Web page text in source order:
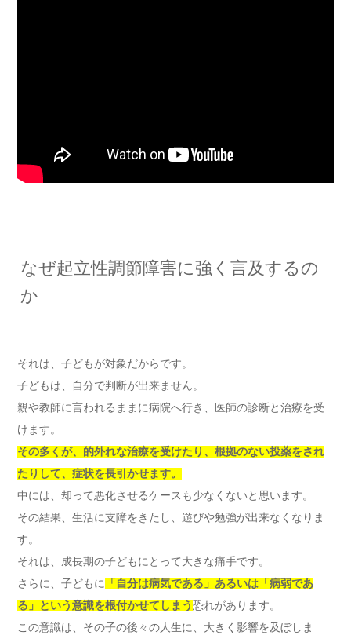
なぜ起立性調節障害に強く言及するの
か
それは、子どもが対象だからです。
子どもは、自分で判断が出来ません。
親や教師に言われるままに病院へ行き、医師の診断と治療を受
けます。
その多くが、的外れな治療を受けたり、根拠のない投薬をされ
たりして、症状を長引かせます。
中には、却って悪化させるケースも少なくないと思います。
その結果、生活に支障をきたし、遊びや勉強が出来なくなりま
す。
それは、成長期の子どもにとって大きな痛手です。
さらに、子どもに 「自分は病気である」あるいは「病弱であ
る」という意識を根付かせてしまう 恐れがあります。
この意識は、その子の後々の人生に、大きく影響を及ぼしま